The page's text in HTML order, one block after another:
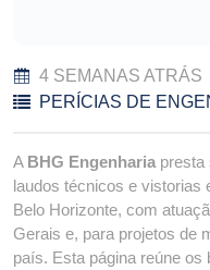
4 SEMANAS ATRÁS
PERÍCIAS DE
A BHG Engenharia presta
laudos técnicos e vistorias
Belo Horizonte, com
Gerais e, para projetos de
país. Esta página reúne